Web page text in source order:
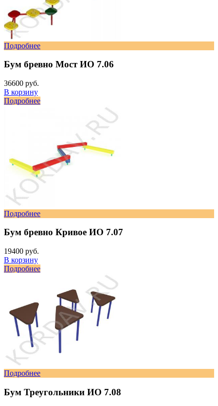
Подробнее
Бум бревно Мост ИО 7.06
36600 руб.
В корзину
Подробнее
Подробнее
Бум бревно Кривое ИО 7.07
19400 руб.
В корзину
Подробнее
Подробнее
Бум Треугольники ИО 7.08